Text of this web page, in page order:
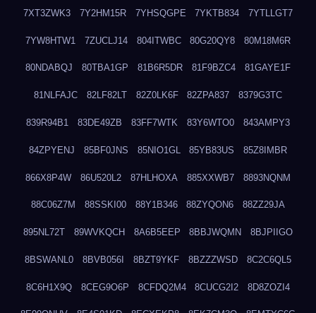
7XT3ZWK3 7Y2HM15R 7YHSQGPE 7YKTB834 7YTLLGT7
7YW8HTW1 7ZUCLJ14 804ITWBC 80G20QY8 80M18M6R
80NDABQJ 80TBA1GP 81B6R5DR 81F9BZC4 81GAYE1F
81NLFAJC 82LF82LT 82Z0LK6F 82ZPA837 8379G3TC
839R94B1 83DE49ZB 83FF7WTK 83Y6WTO0 843AMPY3
84ZPYENJ 85BF0JNS 85NIO1GL 85YB83US 85Z8IMBR
866X8P4W 86U520L2 87HLHOXA 885XXWB7 8893NQNM
88C06Z7M 88SSKI00 88Y1B346 88ZYQON6 88ZZ29JA
895NL72T 89WVKQCH 8A6B5EEP 8BBJWQMN 8BJPIIGO
8BSWANL0 8BVB056I 8BZT9YKF 8BZZZWSD 8C2C6QL5
8C6H1X9Q 8CEG9O6P 8CFDQ2M4 8CUCG2I2 8D8ZOZI4